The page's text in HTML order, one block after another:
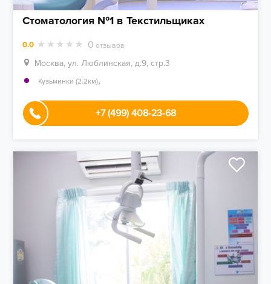
Стоматология №1 в Текстильщиках
0.0 0 отзывов
Москва, ул. Люблинская, д.9, стр.3
Кузьминки (2.2км),
+7 (499) 408-23-68